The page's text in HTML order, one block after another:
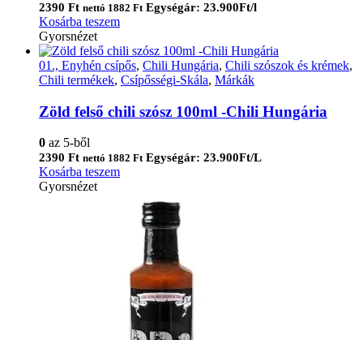
2390 Ft nettó 1882 Ft Egységár: 23.900Ft/l
Kosárba teszem
Gyorsnézet
01., Enyhén csípős, Chili Hungária, Chili szószok és krémek,
Chili termékek, Csípősségi-Skála, Márkák
Zöld felső chili szósz 100ml -Chili Hungária
0 az 5-ből
2390 Ft nettó 1882 Ft Egységár: 23.900Ft/L
Kosárba teszem
Gyorsnézet